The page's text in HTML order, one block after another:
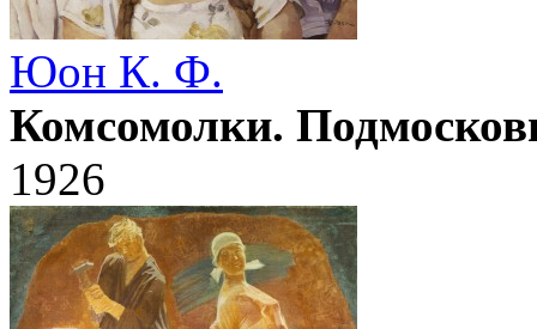
Юон К. Ф.
Комсомолки.
1926